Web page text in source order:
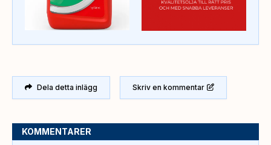
Dela detta inlägg Skriv en kommentar
KOMMENTARER